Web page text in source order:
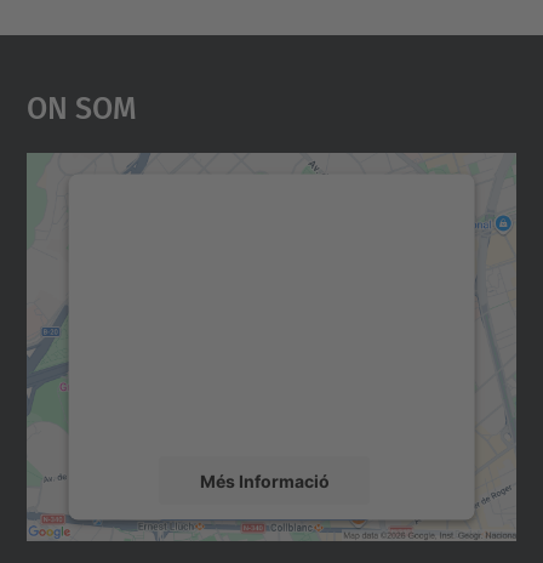
On Som
Més Informació
Accepta